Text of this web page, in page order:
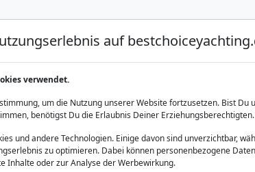
Luxus Yacht Charter Yacht Charter
auf
verwendet.
um die Nutzung unserer Website fortzusetzen. Bist Du
benötigst Du die Erlaubnis Deiner Erziehungsberechtigten.
und andere Technologien. Einige davon sind unverzichtbar,
zu optimieren. Dabei können personenbezogene
Inhalte oder zur Analyse der Werbewirkung.